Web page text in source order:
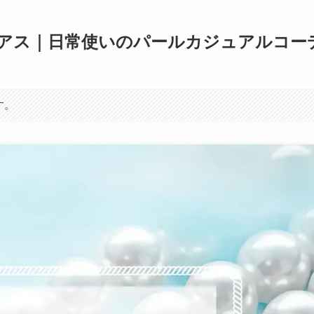
ス｜日常使いのパールカジュアルコー